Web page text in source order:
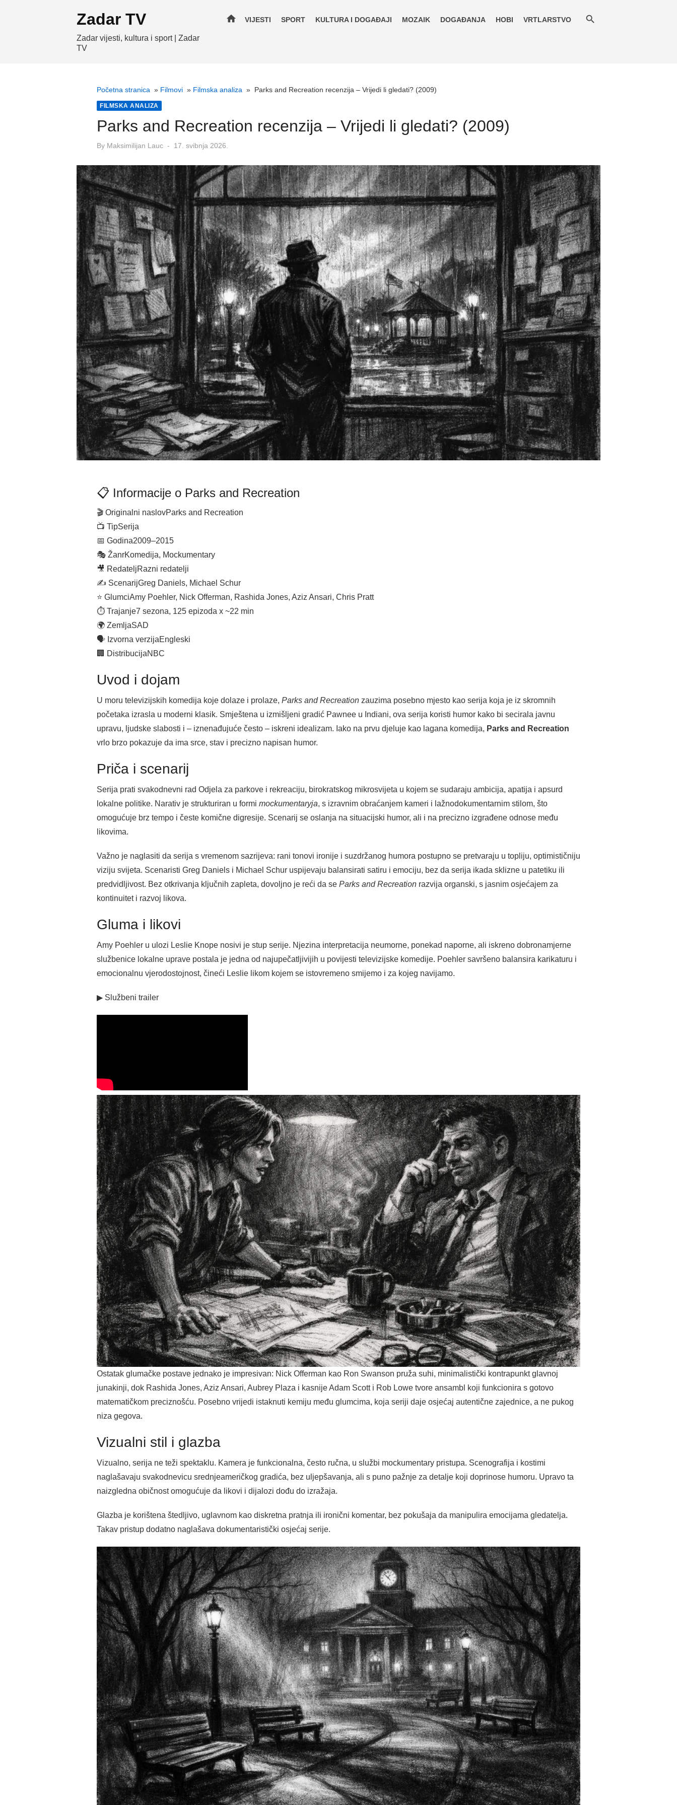
Zadar TV
Zadar vijesti, kultura i sport | Zadar
TV
home VIJESTI SPORT KULTURA I DOGAĐAJI MOZAIK DOGAĐANJA HOBI VRTLARSTVO
Početna stranica » Filmovi » Filmska analiza » Parks and Recreation recenzija – Vrijedi li gledati? (2009)
FILMSKA ANALIZA
Parks and Recreation recenzija – Vrijedi li gledati? (2009)
By Maksimilijan Lauc
Posted
17. svibnja 2026.
📋 Informacije o Parks and Recreation
🎬 Originalni naslovParks and Recreation
📺 TipSerija
📅 Godina2009–2015
🎭 ŽanrKomedija, Mockumentary
🎥 RedateljRazni redatelji
✍️ ScenarijGreg Daniels, Michael Schur
⭐ GlumciAmy Poehler, Nick Offerman, Rashida Jones, Aziz Ansari, Chris Pratt
⏱ Trajanje7 sezona, 125 epizoda x ~22 min
🌍 ZemljaSAD
🗣 Izvorna verzijaEngleski
🏢 DistribucijaNBC
Uvod i dojam
U moru televizijskih komedija koje dolaze i prolaze, Parks and Recreation zauzima posebno mjesto kao serija koja je iz skromnih
početaka izrasla u moderni klasik. Smještena u izmišljeni gradić Pawnee u Indiani, ova serija koristi humor kako bi secirala javnu
upravu, ljudske slabosti i – iznenađujuće često – iskreni idealizam. Iako na prvu djeluje kao lagana komedija, Parks and Recreation
vrlo brzo pokazuje da ima srce, stav i precizno napisan humor.
Priča i scenarij
Serija prati svakodnevni rad Odjela za parkove i rekreaciju, birokratskog mikrosvijeta u kojem se sudaraju ambicija, apatija i apsurd
lokalne politike. Narativ je strukturiran u formi mockumentaryja, s izravnim obraćanjem kameri i lažnodokumentarnim stilom, što
omogućuje brz tempo i česte komične digresije. Scenarij se oslanja na situacijski humor, ali i na precizno izgrađene odnose među
likovima.
Važno je naglasiti da serija s vremenom sazrijeva: rani tonovi ironije i suzdržanog humora postupno se pretvaraju u topliju, optimističniju
viziju svijeta. Scenaristi Greg Daniels i Michael Schur uspijevaju balansirati satiru i emociju, bez da serija ikada sklizne u patetiku ili
predvidljivost. Bez otkrivanja ključnih zapleta, dovoljno je reći da se Parks and Recreation razvija organski, s jasnim osjećajem za
kontinuitet i razvoj likova.
Gluma i likovi
Amy Poehler u ulozi Leslie Knope nosivi je stup serije. Njezina interpretacija neumorne, ponekad naporne, ali iskreno dobronamjerne
službenice lokalne uprave postala je jedna od najupečatljivijih u povijesti televizijske komedije. Poehler savršeno balansira karikaturu i
emocionalnu vjerodostojnost, čineći Leslie likom kojem se istovremeno smijemo i za kojeg navijamo.
▶ Službeni trailer
Ostatak glumačke postave jednako je impresivan: Nick Offerman kao Ron Swanson pruža suhi, minimalistički kontrapunkt glavnoj
junakinji, dok Rashida Jones, Aziz Ansari, Aubrey Plaza i kasnije Adam Scott i Rob Lowe tvore ansambl koji funkcionira s gotovo
matematičkom preciznošću. Posebno vrijedi istaknuti kemiju među glumcima, koja seriji daje osjećaj autentične zajednice, a ne pukog
niza gegova.
Vizualni stil i glazba
Vizualno, serija ne teži spektaklu. Kamera je funkcionalna, često ručna, u službi mockumentary pristupa. Scenografija i kostimi
naglašavaju svakodnevicu srednjeameričkog gradića, bez uljepšavanja, ali s puno pažnje za detalje koji doprinose humoru. Upravo ta
naizgledna običnost omogućuje da likovi i dijalozi dođu do izražaja.
Glazba je korištena štedljivo, uglavnom kao diskretna pratnja ili ironični komentar, bez pokušaja da manipulira emocijama gledatelja.
Takav pristup dodatno naglašava dokumentaristički osjećaj serije.